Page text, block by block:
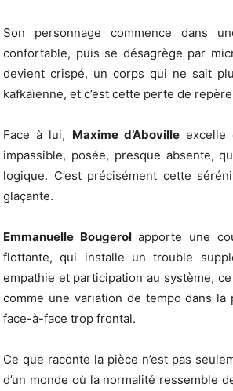
Son personnage commence dans
confortable, puis se désagrège par
devient crispé, un corps qui ne sait
kafkaïenne, et c’est cette perte de
Face à lui, Maxime d’Abovilleexcelle
impassible, posée, presque absente,
logique. C’est précisément cette
glaçante.
Emmanuelle Bougerolapporte une
flottante, qui installe un trouble
empathie et participation au système,
comme une variation de tempo dans
face-à-face trop frontal.
Ce que raconte la pièce n’est pas
d’un monde où la normalité ressemble